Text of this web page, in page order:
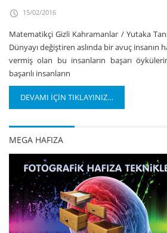
15/02/2016
Matematikçi Gizli Kahramanlar / Yutaka
Dünyayı değiştiren aslında bir avuç insanın
vermiş olan bu insanların başarı
başarılı insanların
DEVAMI İÇİN TIKLAYINIZ…
MEGA HAFIZA